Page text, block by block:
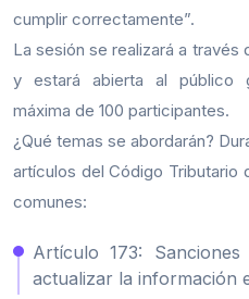
cumplir correctamente”.
La sesión se realizará a
y estará abierta al público
máxima de 100 participantes.
¿Qué temas se abordarán?
artículos del Código Tributario
comunes:
Artículo 173:
actualizar la información